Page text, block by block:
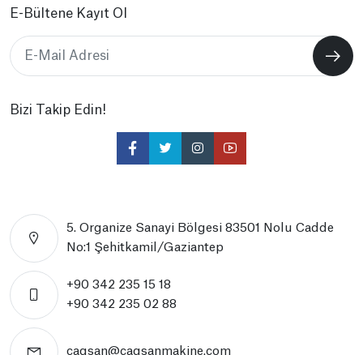
E-Bültene Kayıt Ol
Bizi Takip Edin!
5. Organize Sanayi Bölgesi 83501 Nolu Cadde
No:1 Şehitkamil/Gaziantep
+90 342 235 15 18
+90 342 235 02 88
cagsan@cagsanmakine.com